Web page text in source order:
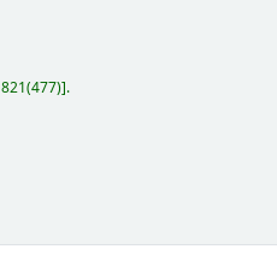
821(477) .